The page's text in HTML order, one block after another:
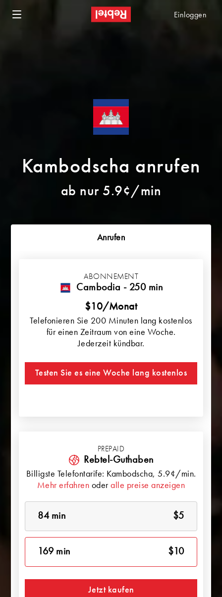
Einloggen
Kambodscha anrufen
ab nur 5.9¢/min
Anrufen
ABONNEMENT
Cambodia - 250 min
$10/Monat
Telefonieren Sie 200 Minuten lang kostenlos
für einen Zeitraum von eine Woche.
Jederzeit kündbar.
Testen Sie es eine Woche lang kostenlos
PREPAID
Rebtel-Guthaben
Billigste Telefontarife: Kambodscha, 5.9¢/min.
Mehr erfahren oderalle preise anzeigen
84 min $5
169 min $10
Jetzt kaufen